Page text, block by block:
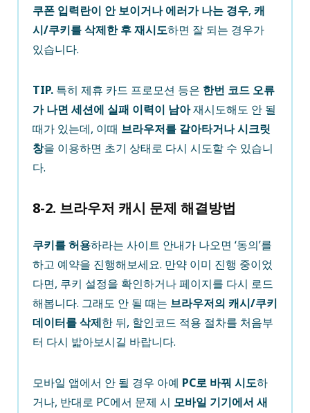
쿠폰 입력란이 안 보이거나 에러가 나는 경우, 캐
시/쿠키를 삭제한 후 재시도하면 잘 되는 경우가
있습니다.
TIP. 특히 제휴 카드 프로모션 등은 한번 코드 오류
가 나면 세션에 실패 이력이 남아재시도해도 안 될
때가 있는데, 이때 브라우저를 갈아타거나 시크릿
창을 이용하면 초기 상태로 다시 시도할 수 있습니
다.
8-2. 브라우저 캐시 문제 해결방법
쿠키를 허용하라는 사이트 안내가 나오면 ‘동의’를
하고 예약을 진행해보세요. 만약 이미 진행 중이었
다면, 쿠키 설정을 확인하거나 페이지를 다시 로드
해봅니다. 그래도 안 될 때는 브라우저의 캐시/쿠키
데이터를 삭제한 뒤, 할인코드 적용 절차를 처음부
터 다시 밟아보시길 바랍니다.
모바일 앱에서 안 될 경우 아예 PC로 바꿔 시도하
거나, 반대로 PC에서 문제 시 모바일 기기에서 새